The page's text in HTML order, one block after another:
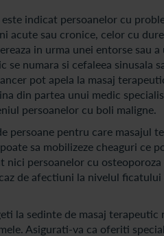
indicat persoanelor cu
acute sau cronice, celor cu
in urma unei entorse
se numara si cefaleea sinusala
pot apela la masaj
din partea unui medic
persoanelor cu boli maligne.
persoane pentru care masajul
sa mobilizeze cheaguri ce
nici persoanelor cu
de afectiuni la nivelul
la sedinte de masaj
Asigurati-va ca oferiti